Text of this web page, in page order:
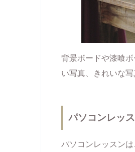
背景ボードや漆喰
い写真、きれいな
パソコンレッ
パソコンレッスンは